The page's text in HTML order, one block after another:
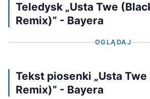
Teledysk „Usta Twe
Remix)” - Bayera
OGLĄDAJ
Tekst piosenki „Usta Twe
Remix)” - Bayera